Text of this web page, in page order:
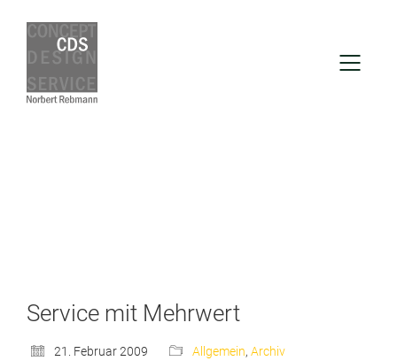
Service mit Mehrwert
21. Februar 2009 Allgemein, Archiv